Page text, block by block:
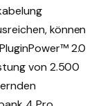
können
2.0
von 2.500